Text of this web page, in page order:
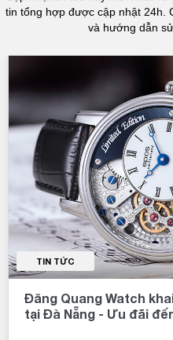
tin tổng hợp được cập nhật 24h.
và hướng dẫn
TIN TỨC
Đăng Quang Watch
tại Đà Nẵng - Ưu đãi